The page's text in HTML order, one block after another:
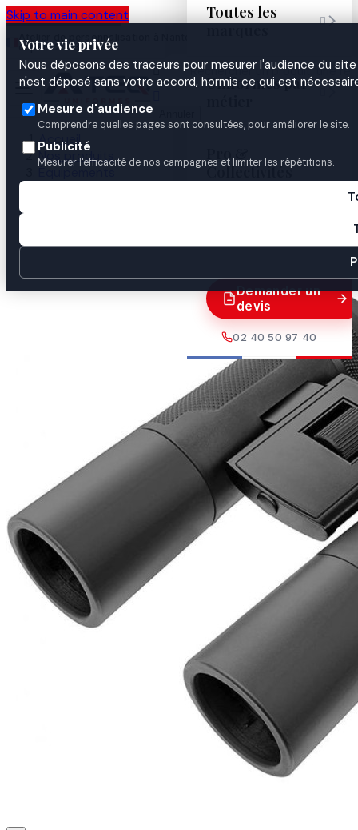
Skip to main content
Votre vie privée
Nous déposons des traceurs pour mesurer l'audience du
n'est déposé sans votre accord, hormis ce qui est
Mesure d'audience
Comprendre quelles pages sont consultées, pour améliorer le site.
Publicité
Mesurer l'efficacité de nos campagnes et limiter les répétitions.
Atelier de personnalisation à Nantes
depuis 2003

Toutes les
marques

Uniformes par
Pro &
Collectivités
Demander un
devis
02 40 50 97 40
Accueil
Nos produits